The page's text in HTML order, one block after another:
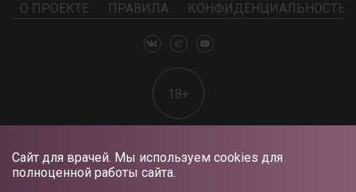
Сайт для врачей. Мы используем cookies для
полноценной работы сайта.
О ПРОЕКТЕ ПРАВИЛА КОНФИДЕНЦИАЛЬНОСТЬ
18+